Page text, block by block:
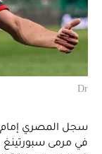
Dr
سجل المصري إمام
في مرمى سبورتينغ